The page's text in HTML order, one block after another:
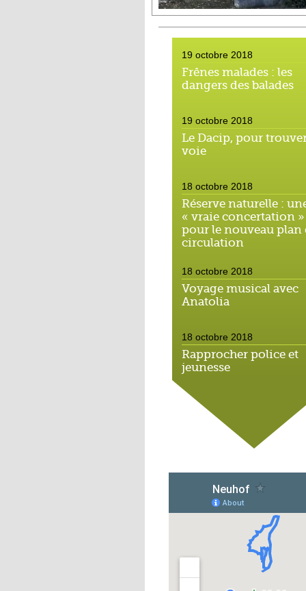
19 octobre 2018
Frênes malades : les
dangers des balades
19 octobre 2018
Le Dacip, pour
voie
18 octobre 2018
Réserve naturelle :
« vraie concertation »
pour le nouveau plan
circulation
18 octobre 2018
Voyage musical avec
Anatolia
18 octobre 2018
Rapprocher police et
jeunesse
18 octobre 2018
Un jardin face aux
obstacles
Jouer à Fifa à la
médiathèque
16 octobre 2018
«Chacun me propose
autofinancement là, ce
qui vous vient !»